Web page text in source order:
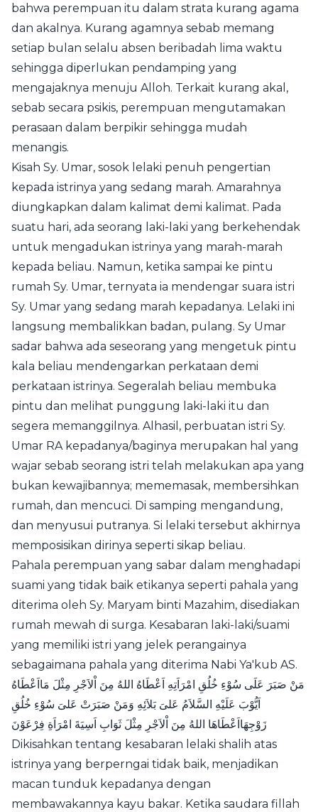
bahwa perempuan itu dalam strata kurang agama
dan akalnya. Kurang agamnya sebab memang
setiap bulan selalu absen beribadah lima waktu
sehingga diperlukan pendamping yang
mengajaknya menuju Alloh. Terkait kurang akal,
sebab secara psikis, perempuan mengutamakan
perasaan dalam berpikir sehingga mudah
menangis.
Kisah Sy. Umar, sosok lelaki penuh pengertian
kepada istrinya yang sedang marah. Amarahnya
diungkapkan dalam kalimat demi kalimat. Pada
suatu hari, ada seorang laki-laki yang berkehendak
untuk mengadukan istrinya yang marah-marah
kepada beliau. Namun, ketika sampai ke pintu
rumah Sy. Umar, ternyata ia mendengar suara istri
Sy. Umar yang sedang marah kepadanya. Lelaki ini
langsung membalikkan badan, pulang. Sy Umar
sadar bahwa ada seseorang yang mengetuk pintu
kala beliau mendengarkan perkataan demi
perkataan istrinya. Segeralah beliau membuka
pintu dan melihat punggung laki-laki itu dan
segera memanggilnya. Alhasil, perbuatan istri Sy.
Umar RA kepadanya/baginya merupakan hal yang
wajar sebab seorang istri telah melakukan apa yang
bukan kewajibannya; mememasak, membersihkan
rumah, dan mencuci. Di samping mengandung,
dan menyusui putranya. Si lelaki tersebut akhirnya
memposisikan dirinya seperti sikap beliau.
Pahala perempuan yang sabar dalam menghadapi
suami yang tidak baik etikanya seperti pahala yang
diterima oleh Sy. Maryam binti Mazahim, disediakan
rumah mewah di surga. Kesabaran laki-laki/suami
yang memiliki istri yang jelek perangainya
sebagaimana pahala yang diterima Nabi Ya'kub AS.
مَنْ صَبَرَ عَلَى سُوْءِ خُلُقِ امْرَاَتِهِ اَعْطَاهُ اللهُ مِنَ اْلاَجْرِ مِثْلَ مَااَعْطَاهُ
اَيُّوْبَ عَلَيْهِ السَّلاَمُ عَلىَ بَلاَئِهِ وَمَنْ صَبَرَتْ عَلىَ سُوْءِ خُلُقِ
زَوْجِهَااَعْطَاهَا اللهُ مِنَ اْلاَجْرِ مِثْلَ ثَوَابِ اَسِيَةَ امْرَاَةِ فِرْعَوْنَ
Dikisahkan tentang kesabaran lelaki shalih atas
istrinya yang berperngai tidak baik, menjadikan
macan tunduk kepadanya dengan
membawakannya kayu bakar. Ketika saudara fillah